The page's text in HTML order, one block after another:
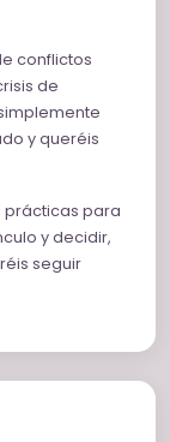
conflictos
de
y queréis
prácticas para
y decidir,
seguir